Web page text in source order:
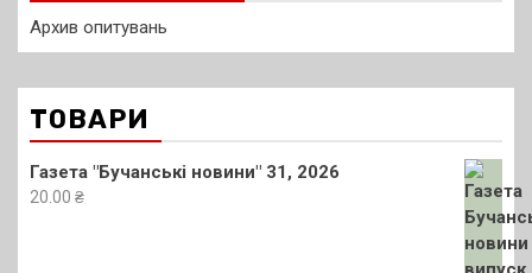
Архив опитувань
ТОВАРИ
Газета "Бучанські новини" 31, 2026
20.00 ₴